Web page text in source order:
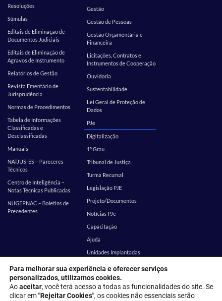
Resoluções
Súmulas
Editais de Eliminação de
Documentos Judiciais
Editais de Eliminação de
Agravos de Instrumento
Relatórios de Gestão
Revista Ementário de
Jurisprudência
Normas de Procedimentos
Tabela de Informações
Classificadas e
Desclassificadas
Manuais
NATJUS-ES – Pareceres
Técnicos
Centro de Inteligência –
Notas Técnicas Publicadas
NUGEPNAC – Boletins de
Precedentes
Gestão
Gestão de Pessoas
Gestão Orçamentária e
Financeira
Licitações, Contratos e
Instrumentos de Cooperação
Ouvidoria
Sustentabilidade
Lei Geral de Proteção de
Dados
PJe
Digitalização
1º Grau
Tribunal de Justiça
Turma Recursal
Legislação PJE
Projeto/Documentos
Notícias PJe
Capacitação
Ajuda
Unidades Implantadas
Estatística
SEI
EMES Corregedoria
Para melhorar sua experiência e oferecer serviços
personalizados, utilizamos cookies.
Aoaceitar, você terá acesso a todas as funcionalidades do site. Se
clicar em"Rejeitar Cookies", os cookies não essenciais serão